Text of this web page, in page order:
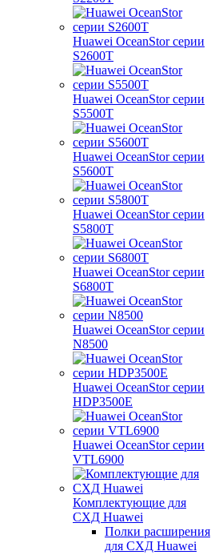
Huawei OceanStor серии
S2600T
Huawei OceanStor серии
S5500T
Huawei OceanStor серии
S5600T
Huawei OceanStor серии
S5800T
Huawei OceanStor серии
S6800T
Huawei OceanStor серии
N8500
Huawei OceanStor серии
HDP3500E
Huawei OceanStor серии
VTL6900
Комплектующие для
СХД Huawei
Полки расширения
для СХД Huawei